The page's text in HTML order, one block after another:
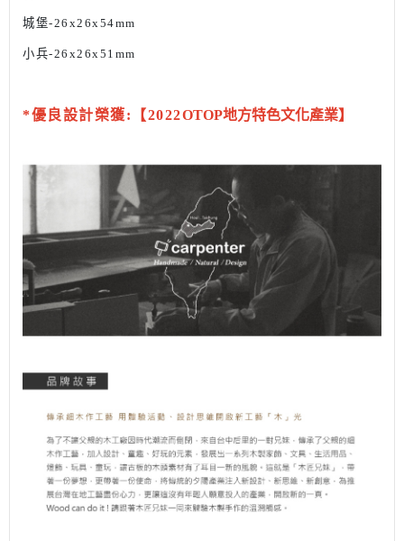
城堡-26x26x54mm
小兵-26x26x51mm
*優良設計榮獲: 【2022OTOP地方特色文化產業】